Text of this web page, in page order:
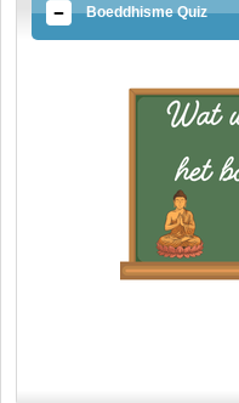
Boeddhisme Quiz